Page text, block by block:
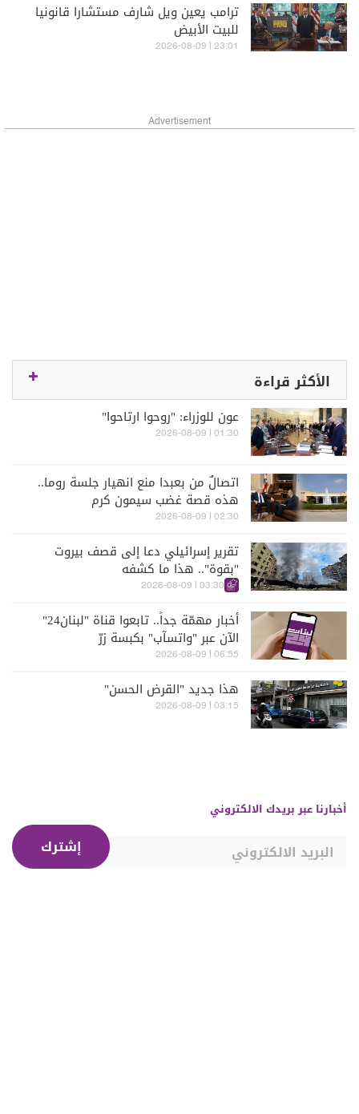
ترامب يعين ويل شارف مستشارا قانونيا
للبيت الأبيض
23:01 | 2026-08-09
Advertisement
الأكثر قراءة
عون للوزراء: "روحوا ارتاحوا"
01:30 | 2026-08-09
اتصالٌ من بعبدا منع انهيار جلسة روما..
هذه قصة غضب سيمون كرم
02:30 | 2026-08-09
تقرير إسرائيلي دعا إلى قصف بيروت
"بقوة".. هذا ما كشفه
03:30 | 2026-08-09
أخبار مهمّة جداً.. تابعوا قناة "لبنان24"
الآن عبر "واتسآب" بكبسة زرّ
06:55 | 2026-08-09
هذا جديد "القرض الحسن"
03:15 | 2026-08-09
أخبارنا عبر بريدك الالكتروني
إشترك